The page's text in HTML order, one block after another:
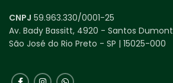
CNPJ 59.963.330/0001-25
Av. Bady Bassitt, 4920 - Santos Dumont
São José do Rio Preto - SP | 15025-000